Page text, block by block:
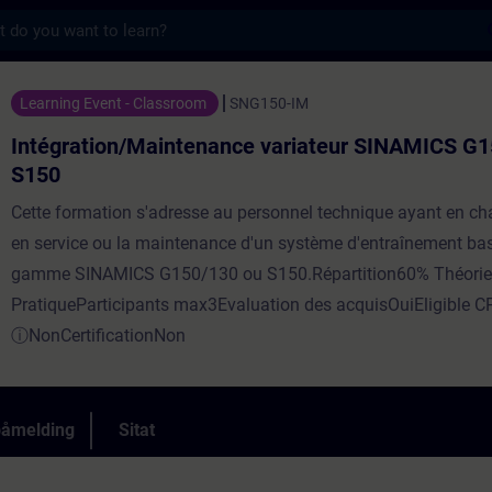
variateur SINAMICS G150/
Learning Event - Classroom SNG150-IM
Intégration/Maintenance variateur SINAMICS
S150
Cette formation s'adresse au personnel technique ayant en
en service ou la maintenance d'un système d'entraînement
gamme SINAMICS G150/130 ou S150.Répartition60%
PratiqueParticipants max3Evaluation des acquisOuiEligible
ⓘNonCertificationNon
Sitat